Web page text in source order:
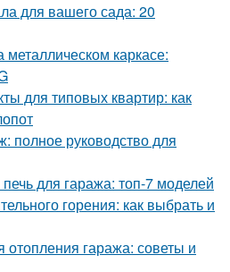
для вашего сада: 20
каркасе:
для типовых квартир: как
полное руководство для
для гаража: топ-7 моделей
горения: как выбрать и
отопления гаража: советы и